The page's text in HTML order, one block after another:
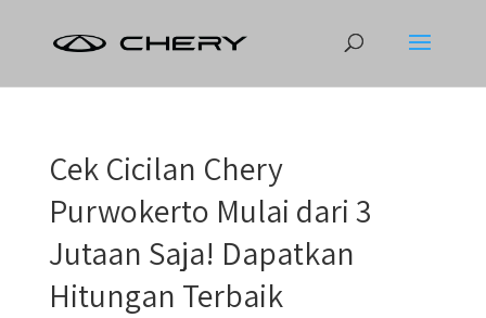
Cek Cicilan Chery
Purwokerto Mulai dari 3
Jutaan Saja! Dapatkan
Hitungan Terbaik